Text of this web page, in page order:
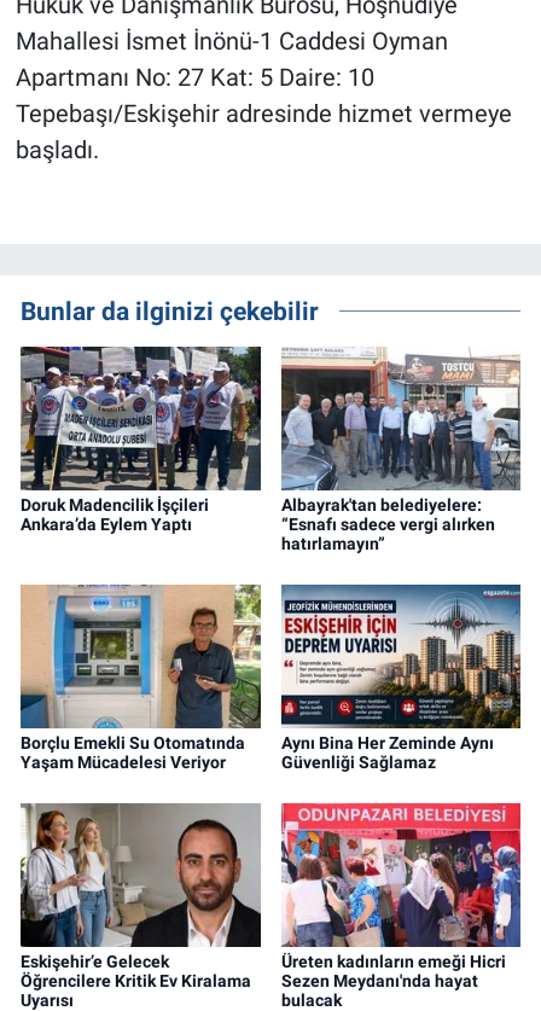
Mahallesi İsmet İnönü-1 Caddesi Oyman
Apartmanı No: 27 Kat: 5 Daire: 10
Tepebaşı/Eskişehir adresinde hizmet vermeye
başladı.
Bunlar da ilginizi çekebilir
Doruk Madencilik İşçileri
Ankara’da Eylem Yaptı
Albayrak'tan belediyelere:
“Esnafı sadece vergi alırken
hatırlamayın”
Borçlu Emekli Su Otomatında
Yaşam Mücadelesi Veriyor
Aynı Bina Her Zeminde Aynı
Güvenliği Sağlamaz
Eskişehir’e Gelecek
Öğrencilere Kritik Ev Kiralama
Uyarısı
Üreten kadınların emeği Hicri
Sezen Meydanı'nda hayat
bulacak